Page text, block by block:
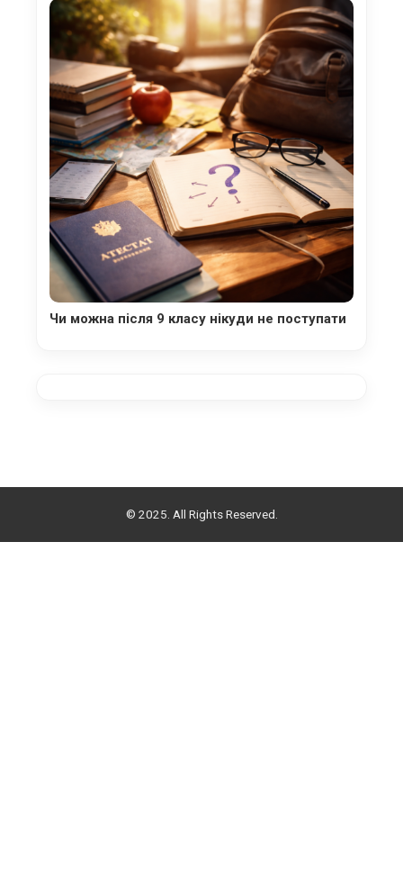
Чи можна після 9 класу нікуди не поступати
© 2025. All Rights Reserved.